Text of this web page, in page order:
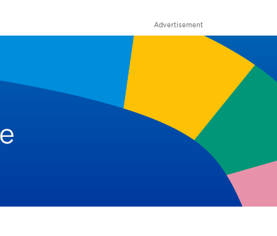
Advertisement